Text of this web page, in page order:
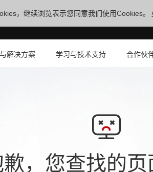
，继续浏览表示您同意我们使用Cookies。
解决方案 学习与技术支持 合作伙
，您查找的页